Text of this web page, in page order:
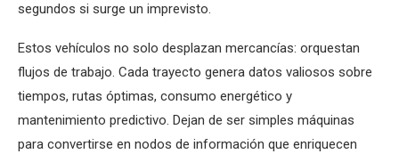
segundos si surge un imprevisto.
Estos vehículos no solo desplazan mercancías: orquestan
flujos de trabajo. Cada trayecto genera datos valiosos sobre
tiempos, rutas óptimas, consumo energético y
mantenimiento predictivo. Dejan de ser simples máquinas
para convertirse en nodos de información que enriquecen